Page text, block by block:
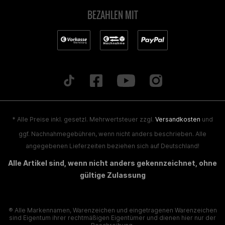
79 bzw. 80 kmh. Zieht stark von unten weg ab ca. 3,5 bzw 4
sind notwendig aber man braucht nur ein selber gemachtes
metallblatl, da der esd ca. 2-3 cm weiter nach hinten Rückt, ich
Sound ist blechig aber nicht zu blechig. Rost ist überhaupt kein
empfehlenswert !!!
Frage welche form hat er vom alten oder neuen ori
Adrian Fiedler
BEZAHLEN MIT
* Alle Preise inkl. gesetzl. Mehrwertsteuer zzgl. Versandkosten und
ggf. Nachnahmegebühren, wenn nicht anders beschrieben. Alle
angegebenen Lieferzeiten beziehen sich auf Deutschland!
Alle Artikel sind, wenn nicht anders gekennzeichnet, ohne
gültige Zulassung
® Alle Markennamen, Warenzeichen und eingetragenen Warenzeichen
sind Eigentum ihrer rechtmäßigen Eigentümer und dienen hier nur der